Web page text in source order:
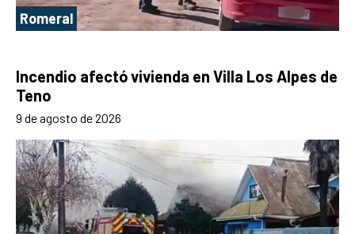
Romeral
Incendio afectó vivienda en Villa Los Alpes de
Teno
9 de agosto de 2026